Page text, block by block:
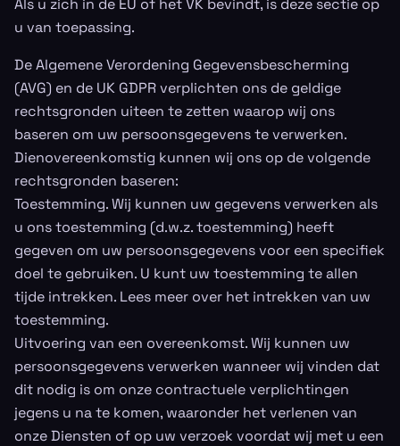
Als u zich in de EU of het VK bevindt, is deze sectie op
u van toepassing.
De Algemene Verordening Gegevensbescherming
(AVG) en de UK GDPR verplichten ons de geldige
rechtsgronden uiteen te zetten waarop wij ons
baseren om uw persoonsgegevens te verwerken.
Dienovereenkomstig kunnen wij ons op de volgende
rechtsgronden baseren:
Toestemming. Wij kunnen uw gegevens verwerken als
u ons toestemming (d.w.z. toestemming) heeft
gegeven om uw persoonsgegevens voor een specifiek
doel te gebruiken. U kunt uw toestemming te allen
tijde intrekken. Lees meer over het intrekken van uw
toestemming.
Uitvoering van een overeenkomst. Wij kunnen uw
persoonsgegevens verwerken wanneer wij vinden dat
dit nodig is om onze contractuele verplichtingen
jegens u na te komen, waaronder het verlenen van
onze Diensten of op uw verzoek voordat wij met u een